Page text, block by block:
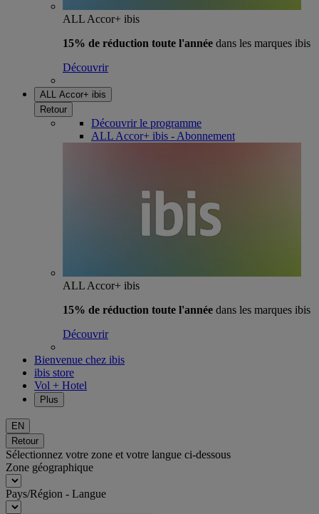
ALL Accor+ ibis
15% de réduction toute l'année dans les marques ibis
Découvrir
ALL Accor+ ibis
Retour
Découvrir le programme
ALL Accor+ ibis - Abonnement
ALL Accor+ ibis
15% de réduction toute l'année dans les marques ibis
Découvrir
Bienvenue chez ibis
ibis store
Vol + Hotel
Plus
EN
Retour
Sélectionnez votre zone et votre langue ci-dessous
Zone géographique
Pays/Région - Langue